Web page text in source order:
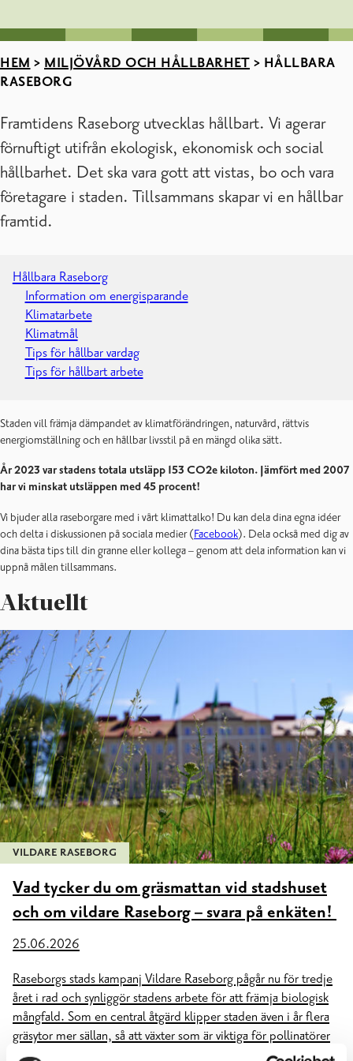
HEM > MILJÖVÅRD OCH HÅLLBARHET > HÅLLBARA
RASEBORG
Framtidens Raseborg utvecklas hållbart. Vi agerar
förnuftigt utifrån ekologisk, ekonomisk och social
hållbarhet. Det ska vara gott att vistas, bo och vara
företagare i staden. Tillsammans skapar vi en hållbar
framtid.
Hållbara Raseborg
Information om energisparande
Klimatarbete
Klimatmål
Tips för hållbar vardag
Tips för hållbart arbete
Staden vill främja dämpandet av klimatförändringen, naturvård, rättvis
energiomställning och en hållbar livsstil på en mängd olika sätt.
År 2023 var stadens totala utsläpp 153 CO2e kiloton. Jämfört med 2007
har vi minskat utsläppen med 45 procent!
Vi bjuder alla raseborgare med i vårt klimattalko! Du kan dela dina egna idéer
och delta i diskussionen på sociala medier (Facebook). Dela också med dig av
dina bästa tips till din granne eller kollega – genom att dela information kan vi
uppnå målen tillsammans.
Aktuellt
VILDARE RASEBORG
Vad tycker du om gräsmattan vid stadshuset
och om vildare Raseborg – svara på enkäten!
25.06.2026
Raseborgs stads kampanj Vildare Raseborg pågår nu för tredje
året i rad och synliggör stadens arbete för att främja biologisk
mångfald. Som en central åtgärd klipper staden även i år flera
gräsytor mer sällan, så att växter som är viktiga för pollinatörer
hinner blomma.